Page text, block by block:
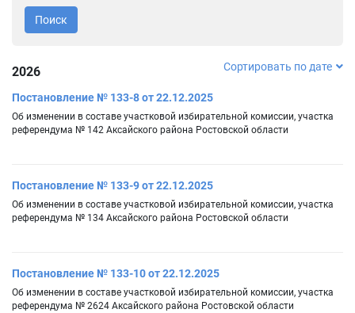
Поиск
2026 Сортировать по дате
Постановление № 133-8 от 22.12.2025
Об изменении в составе участковой избирательной комиссии, участка
референдума № 142 Аксайского района Ростовской области
Постановление № 133-9 от 22.12.2025
Об изменении в составе участковой избирательной комиссии, участка
референдума № 134 Аксайского района Ростовской области
Постановление № 133-10 от 22.12.2025
Об изменении в составе участковой избирательной комиссии, участка
референдума № 2624 Аксайского района Ростовской области